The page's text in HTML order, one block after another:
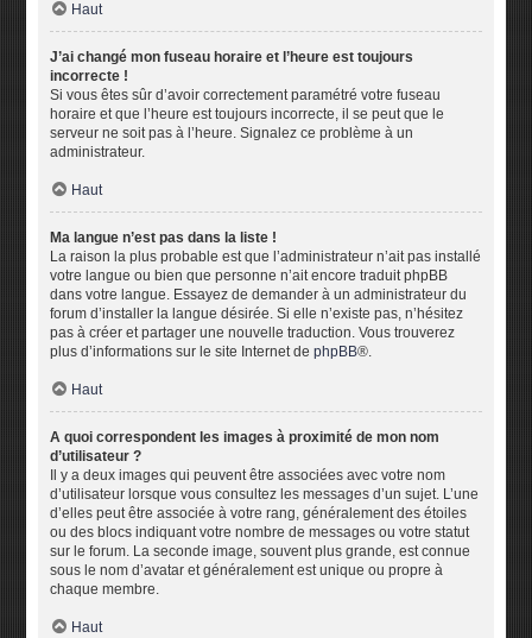
Haut
J’ai changé mon fuseau horaire et l’heure est toujours
incorrecte !
Si vous êtes sûr d’avoir correctement paramétré votre fuseau
horaire et que l’heure est toujours incorrecte, il se peut que le
serveur ne soit pas à l’heure. Signalez ce problème à un
administrateur.
Haut
Ma langue n’est pas dans la liste !
La raison la plus probable est que l’administrateur n’ait pas installé
votre langue ou bien que personne n’ait encore traduit phpBB
dans votre langue. Essayez de demander à un administrateur du
forum d’installer la langue désirée. Si elle n’existe pas, n’hésitez
pas à créer et partager une nouvelle traduction. Vous trouverez
plus d’informations sur le site Internet dephpBB®.
Haut
A quoi correspondent les images à proximité de mon nom
d’utilisateur ?
Il y a deux images qui peuvent être associées avec votre nom
d’utilisateur lorsque vous consultez les messages d’un sujet. L’une
d’elles peut être associée à votre rang, généralement des étoiles
ou des blocs indiquant votre nombre de messages ou votre statut
sur le forum. La seconde image, souvent plus grande, est connue
sous le nom d’avatar et généralement est unique ou propre à
chaque membre.
Haut